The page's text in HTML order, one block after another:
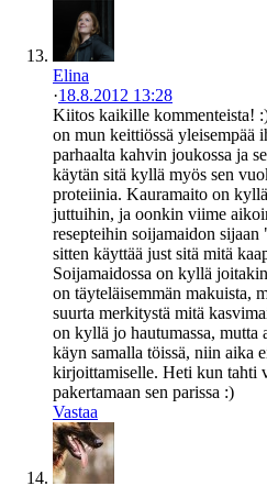
Elina
·18.8.2012 13:28
Kiitos kaikille kommenteista!
on mun keittiössä yleisempää
parhaalta kahvin joukossa ja
käytän sitä kyllä myös sen
proteiinia. Kauramaito on
juttuihin, ja oonkin viime
resepteihin soijamaidon
sitten käyttää just sitä mitä
Soijamaidossa on kyllä
on täyteläisemmän makuista,
suurta merkitystä mitä
on kyllä jo hautumassa, mutta
käyn samalla töissä, niin aika
kirjoittamiselle. Heti kun tahti
pakertamaan sen parissa :)
Vastaa